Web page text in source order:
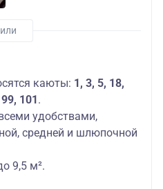
каюты: 1, 3, 5, 18,
101.
удобствами,
средней и шлюпочной
9,5 м².